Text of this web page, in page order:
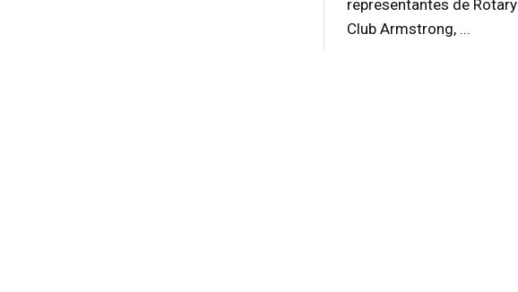
representantes de Rotary
Club Armstrong, ...